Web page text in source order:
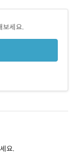
보세요.
요.